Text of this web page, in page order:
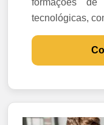
tecnológicas,